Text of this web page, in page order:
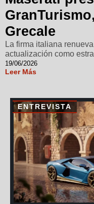
Grecale
La firma italiana
actualización como
19/06/2026
Leer Más
ENTREVISTA